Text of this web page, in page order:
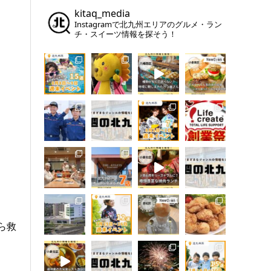
救
kitaq_media
Instagramで北九州エリアのグルメ・ラン
チ・スイーツ情報を探そう！